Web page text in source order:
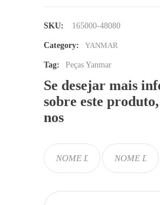
SKU: 165000-48080
Category: YANMAR
Tag: Peças Yanmar
Se desejar mais
sobre este
nos